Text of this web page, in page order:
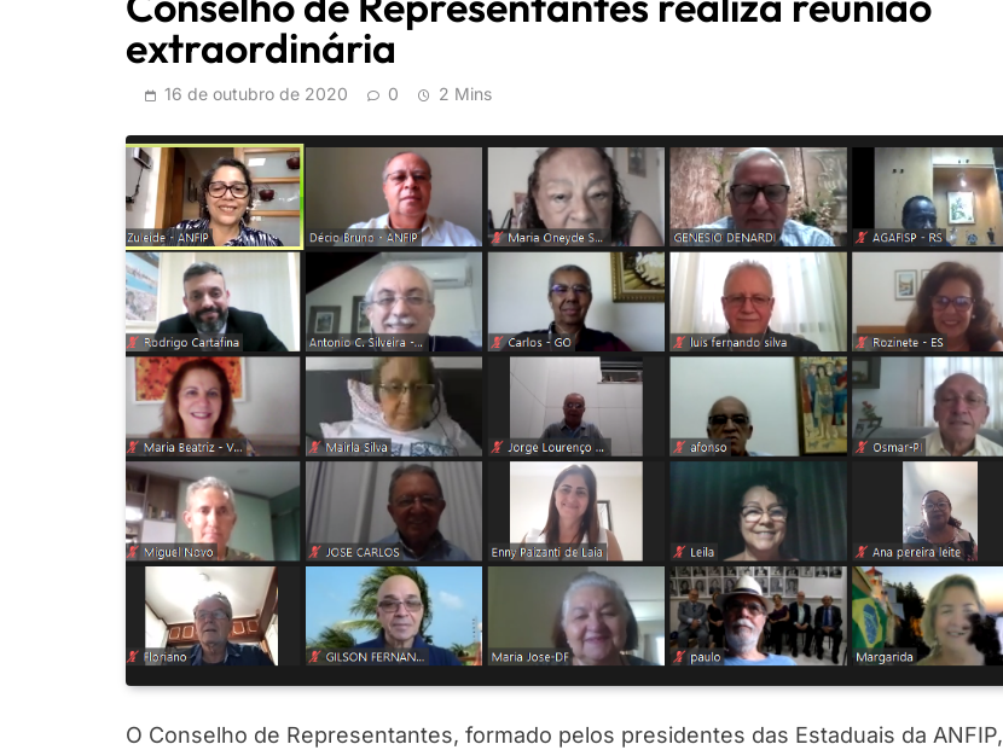
extraordinária
16 de outubro de 2020 0 2 Mins
O Conselho de Representantes, formado pelos presidentes das Estaduais da ANFIP,